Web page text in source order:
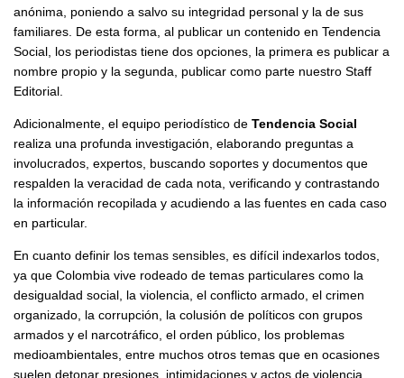
anónima, poniendo a salvo su integridad personal y la de sus
familiares. De esta forma, al publicar un contenido en Tendencia
Social, los periodistas tiene dos opciones, la primera es publicar a
nombre propio y la segunda, publicar como parte nuestro Staff
Editorial.
Adicionalmente, el equipo periodístico de Tendencia Social
realiza una profunda investigación, elaborando preguntas a
involucrados, expertos, buscando soportes y documentos que
respalden la veracidad de cada nota, verificando y contrastando
la información recopilada y acudiendo a las fuentes en cada caso
en particular.
En cuanto definir los temas sensibles , es difícil indexarlos todos,
ya que Colombia vive rodeado de temas particulares como la
desigualdad social, la violencia, el conflicto armado, el crimen
organizado, la corrupción, la colusión de políticos con grupos
armados y el narcotráfico, el orden público, los problemas
medioambientales, entre muchos otros temas que en ocasiones
suelen detonar presiones, intimidaciones y actos de violencia